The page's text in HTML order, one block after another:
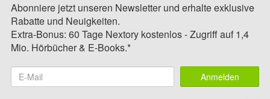
Abonniere jetzt unseren Newsletter und erhalte exklusive
Rabatte und Neuigkeiten.
Extra-Bonus: 60 Tage Nextory kostenlos - Zugriff auf 1,4
Mio. Hörbücher & E-Books.*
Anmelden